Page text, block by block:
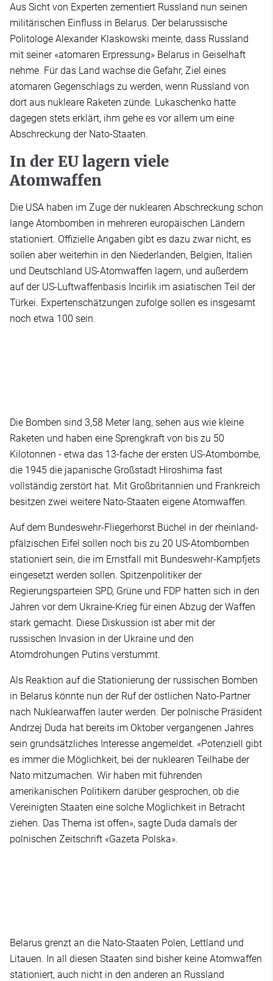
Aus Sicht von Experten zementiert Russland nun seinen
militärischen Einfluss in Belarus. Der belarussische
Politologe Alexander Klaskowski meinte, dass Russland
mit seiner «atomaren Erpressung» Belarus in Geiselhaft
nehme. Für das Land wachse die Gefahr, Ziel eines
atomaren Gegenschlags zu werden, wenn Russland von
dort aus nukleare Raketen zünde. Lukaschenko hatte
dagegen stets erklärt, ihm gehe es vor allem um eine
Abschreckung der Nato-Staaten.
In der EU lagern viele
Atomwaffen
Die USA haben im Zuge der nuklearen Abschreckung schon
lange Atombomben in mehreren europäischen Ländern
stationiert. Offizielle Angaben gibt es dazu zwar nicht, es
sollen aber weiterhin in den Niederlanden, Belgien, Italien
und Deutschland US-Atomwaffen lagern, und außerdem
auf der US-Luftwaffenbasis Incirlik im asiatischen Teil der
Türkei. Expertenschätzungen zufolge sollen es insgesamt
noch etwa 100 sein.
Die Bomben sind 3,58 Meter lang, sehen aus wie kleine
Raketen und haben eine Sprengkraft von bis zu 50
Kilotonnen - etwa das 13-fache der ersten US-Atombombe,
die 1945 die japanische Großstadt Hiroshima fast
vollständig zerstört hat. Mit Großbritannien und Frankreich
besitzen zwei weitere Nato-Staaten eigene Atomwaffen.
Auf dem Bundeswehr-Fliegerhorst Büchel in der rheinland-
pfälzischen Eifel sollen noch bis zu 20 US-Atombomben
stationiert sein, die im Ernstfall mit Bundeswehr-Kampfjets
eingesetzt werden sollen. Spitzenpolitiker der
Regierungsparteien SPD, Grüne und FDP hatten sich in den
Jahren vor dem Ukraine-Krieg für einen Abzug der Waffen
stark gemacht. Diese Diskussion ist aber mit der
russischen Invasion in der Ukraine und den
Atomdrohungen Putins verstummt.
Als Reaktion auf die Stationierung der russischen Bomben
in Belarus könnte nun der Ruf der östlichen Nato-Partner
nach Nuklearwaffen lauter werden. Der polnische Präsident
Andrzej Duda hat bereits im Oktober vergangenen Jahres
sein grundsätzliches Interesse angemeldet. «Potenziell gibt
es immer die Möglichkeit, bei der nuklearen Teilhabe der
Nato mitzumachen. Wir haben mit führenden
amerikanischen Politikern darüber gesprochen, ob die
Vereinigten Staaten eine solche Möglichkeit in Betracht
ziehen. Das Thema ist offen», sagte Duda damals der
polnischen Zeitschrift «Gazeta Polska».
Belarus grenzt an die Nato-Staaten Polen, Lettland und
Litauen. In all diesen Staaten sind bisher keine Atomwaffen
stationiert, auch nicht in den anderen an Russland